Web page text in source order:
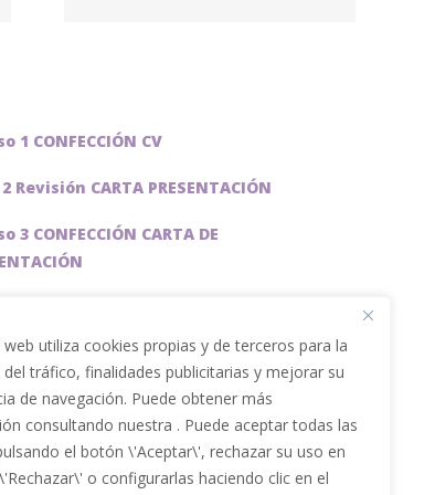
web utiliza cookies propias y de terceros para la
tráfico, finalidades publicitarias y mejorar su
de navegación. Puede obtener más
consultando nuestra . Puede aceptar todas las
el botón \'Aceptar\', rechazar su uso en
o configurarlas haciendo clic en el
1 CONFECCIÓN CV
Revisión CARTA PRESENTACIÓN
3 CONFECCIÓN CARTA DE
OPTIMIZACIÓN PERFIL LINKEDIN
DE AHORRO
ASISTENTE DE IA PARA BUSCAR EMPLEO